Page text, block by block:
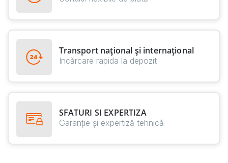
Transport național și internațional
Incărcare rapida la depozit
SFATURI SI EXPERTIZA
Garanție și expertiză tehnică